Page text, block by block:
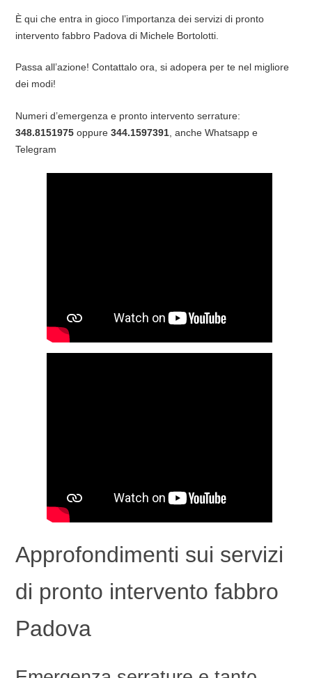
È qui che entra in gioco l’importanza dei servizi di pronto
intervento fabbro Padova di Michele Bortolotti.
Passa all’azione! Contattalo ora, si adopera per te nel migliore
dei modi!
Numeri d’emergenza e pronto intervento serrature:
348.8151975oppure 344.1597391, anche Whatsapp e
Telegram
Approfondimenti sui servizi
di pronto intervento fabbro
Padova